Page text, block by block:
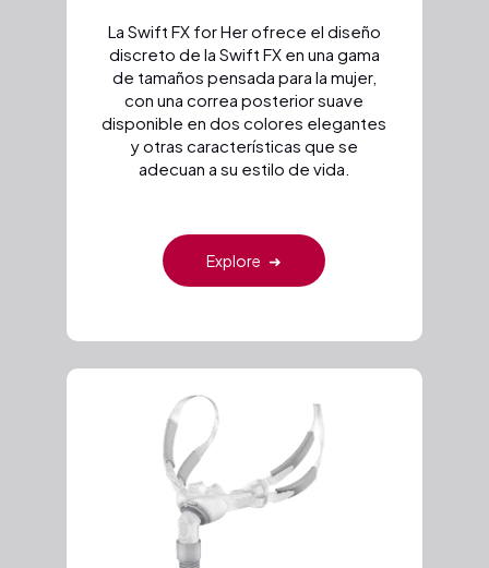
La Swift FX for Her ofrece el diseño
discreto de la Swift FX en una gama
de tamaños pensada para la mujer,
con una correa posterior suave
disponible en dos colores elegantes
y otras características que se
adecuan a su estilo de vida.
Explore ➜